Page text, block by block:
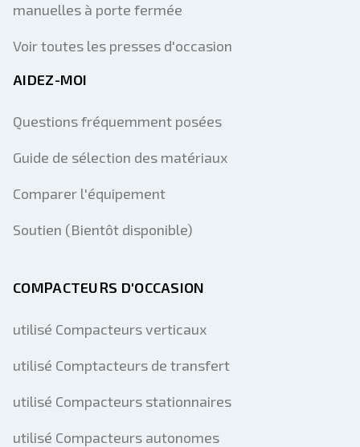
manuelles à porte fermée
Voir toutes les presses d'occasion
AIDEZ-MOI
Questions fréquemment posées
Guide de sélection des matériaux
Comparer l'équipement
Soutien (Bientôt disponible)
COMPACTEURS D'OCCASION
utilisé Compacteurs verticaux
utilisé Comptacteurs de transfert
utilisé Compacteurs stationnaires
utilisé Compacteurs autonomes